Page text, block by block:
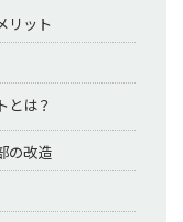
リット
とは？
の改造